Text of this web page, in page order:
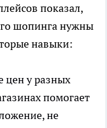
показал,
шопинга нужны
навыки:
цен у разных
помогает
не